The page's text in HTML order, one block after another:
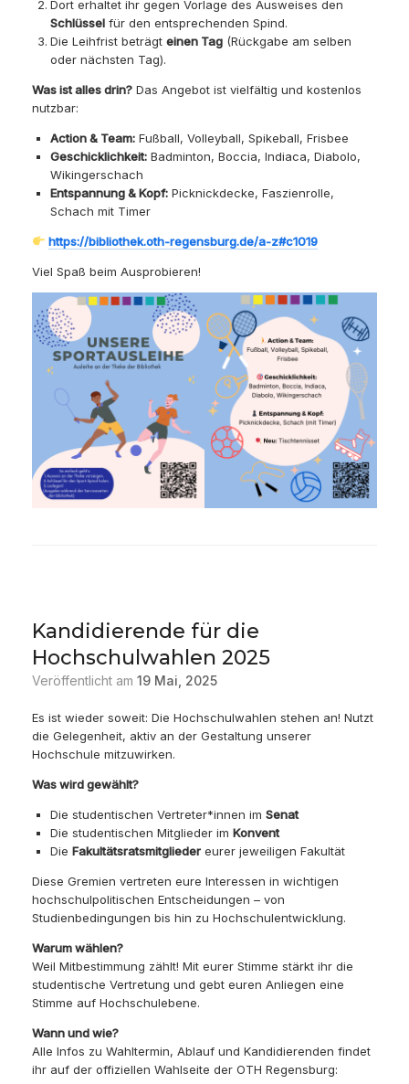
Dort erhaltet ihr gegen Vorlage des Ausweises den
Schlüsselfür den entsprechenden Spind.
Die Leihfrist beträgt einen Tag(Rückgabe am selben
oder nächsten Tag).
Was ist alles drin? Das Angebot ist vielfältig und kostenlos
nutzbar:
Action & Team:Fußball, Volleyball, Spikeball, Frisbee
Geschicklichkeit:Badminton, Boccia, Indiaca, Diabolo,
Wikingerschach
Entspannung & Kopf:Picknickdecke, Faszienrolle,
Schach mit Timer
https://bibliothek.oth-regensburg.de/a-z#c1019
Viel Spaß beim Ausprobieren!
Kandidierende für die
Hochschulwahlen 2025
Veröffentlicht am 19 Mai, 2025
Es ist wieder soweit: Die Hochschulwahlen stehen an! Nutzt
die Gelegenheit, aktiv an der Gestaltung unserer
Hochschule mitzuwirken.
Was wird gewählt?
Die studentischen Vertreter*innen im Senat
Die studentischen Mitglieder im Konvent
Die Fakultätsratsmitgliedereurer jeweiligen Fakultät
Diese Gremien vertreten eure Interessen in wichtigen
hochschulpolitischen Entscheidungen – von
Studienbedingungen bis hin zu Hochschulentwicklung.
Warum wählen?
Weil Mitbestimmung zählt! Mit eurer Stimme stärkt ihr die
studentische Vertretung und gebt euren Anliegen eine
Stimme auf Hochschulebene.
Wann und wie?
Alle Infos zu Wahltermin, Ablauf und Kandidierenden findet
ihr auf der offiziellen Wahlseite der OTH Regensburg: